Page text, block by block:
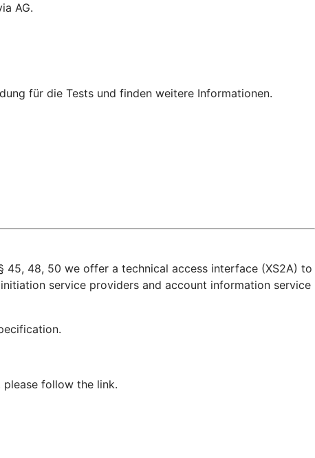
AG.
für die Tests und finden weitere Informationen.
45, 48, 50 we offer a technical access interface (XS2A) to
service providers and account information service
follow the link.